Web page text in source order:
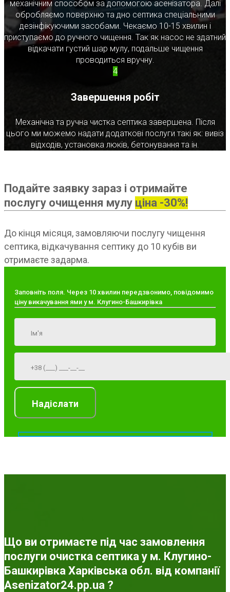
механічним способом за допомогою асенізатора. Далі
обробляємо поверхню та дно септика спеціальними
дезінфікуючими засобами. Чекаємо 10-15 хвилин і
приступаємо до ручного чищення. Так як насос не здатний
відкачати густий шар мулу, подальше чищення
проводиться вручну.
4
Завершення робіт
Механічна та ручна чистка септика завершена. Після
цього ми можемо надати додаткові послуги такі як: вивіз
відходів, установка люків, бетонування та ін.
Подайте заявку зараз і отримайте
послугу очищення мулу ціна -30%!
До кінця місяця, замовляючи послугу чищення
септика, відкачування септику до 10 кубів ви
отримаєте задарма.
Заповніть поля. Через 10 хвилин передзвонимо, повідомимо
ціну викачування ями у м. Клугино-Башкирівка
Що ви отримаєте під час замовлення
послуги очистка септика у м. Клугино-
Башкирівка Харківська обл. від компанії
Asenizator24.pp.ua ?